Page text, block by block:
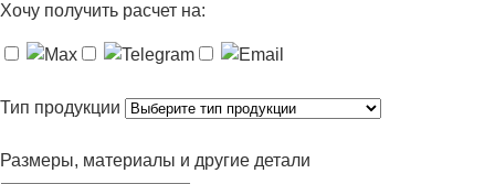
Хочу получить расчет на:
Тип продукции
Размеры, материалы и другие детали